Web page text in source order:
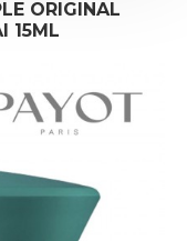
ORIGINAL
15ML